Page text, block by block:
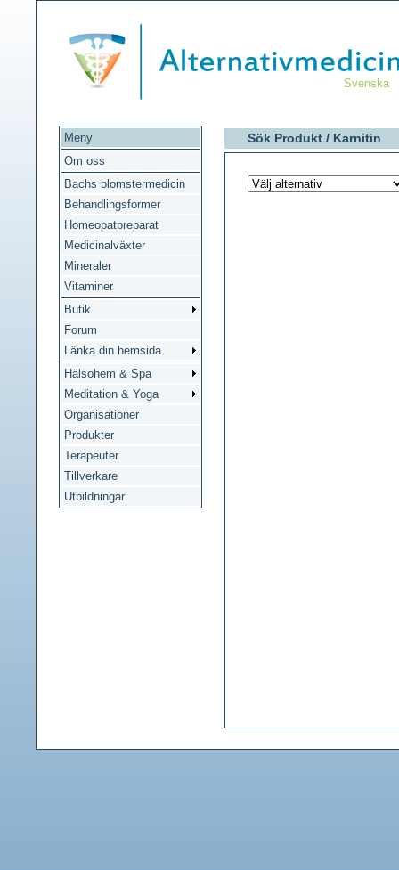
Svenska
Meny
Om oss
Bachs blomstermedicin
Behandlingsformer
Homeopatpreparat
Medicinalväxter
Mineraler
Vitaminer
Butik
Forum
Länka din hemsida
Hälsohem & Spa
Meditation & Yoga
Organisationer
Produkter
Terapeuter
Tillverkare
Utbildningar
Sök Produkt / Karnitin